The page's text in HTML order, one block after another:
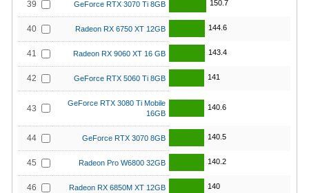
39 GeForce RTX 3070 Ti 8GB 150.7
40 Radeon RX 6750 XT 12GB 144.6
41 Radeon RX 9060 XT 16 GB 143.4
42 GeForce RTX 5060 Ti 8GB 141
43
GeForce RTX 3080 Ti Mobile
16GB
140.6
44 GeForce RTX 3070 8GB 140.5
45 Radeon Pro W6800 32GB 140.2
46 Radeon RX 6850M XT 12GB 140